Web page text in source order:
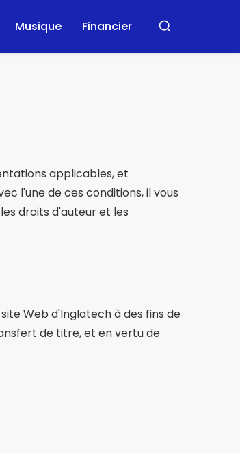
Musique Financier Rechercher
applicables, et
l'une de ces conditions, il vous
droits d'auteur et les
Web d'Inglatech à des fins de
de titre, et en vertu de